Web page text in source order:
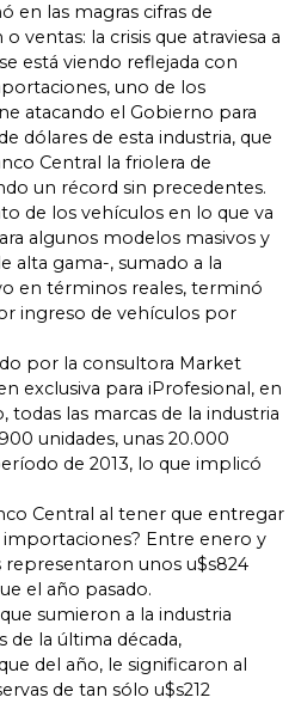
en las magras cifras de
ventas: la crisis que atraviesa a
está viendo reflejada con
uno de los
atacando el Gobierno para
dólares de esta industria, que
Central la friolera de
un récord sin precedentes.
de los vehículos en lo que va
algunos modelos masivos y
alta gama-, sumado a la
en términos reales, terminó
ingreso de vehículos por
por la consultora Market
exclusiva para iProfesional, en
las marcas de la industria
unidades, unas 20.000
de 2013, lo que implicó
Central al tener que entregar
Entre enero y
unos u$s824
el año pasado.
sumieron a la industria
de la última década,
del año, le significaron al
de tan sólo u$s212